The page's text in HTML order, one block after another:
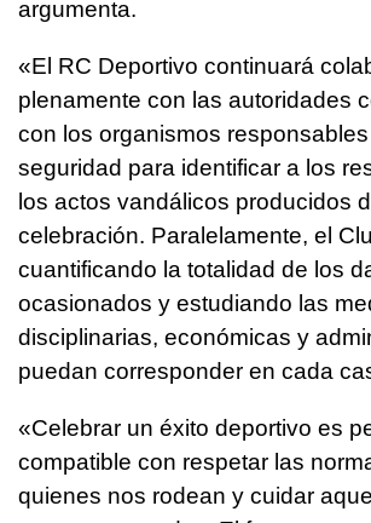
argumenta.
«El RC Deportivo continuará
plenamente con las autoridades
con los organismos
seguridad para identificar a los
los actos vandálicos producidos
celebración. Paralelamente, el
cuantificando la totalidad de los
ocasionados y estudiando las
disciplinarias, económicas y
puedan corresponder en cada
«Celebrar un éxito deportivo es
compatible con respetar las
quienes nos rodean y cuidar